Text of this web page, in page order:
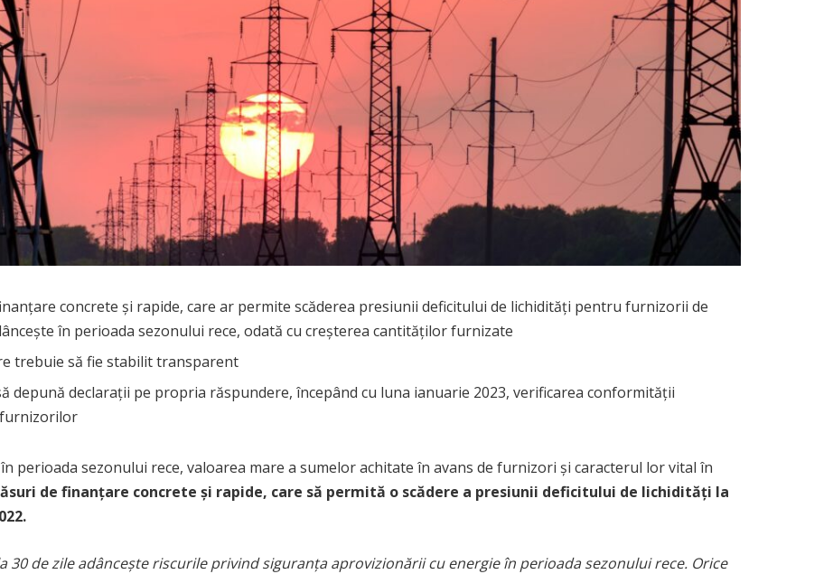
concrete și rapide, care ar permite scăderea presiunii deficitului de lichidități pentru furnizorii de
în perioada sezonului rece, odată cu creșterea cantităților furnizate
trebuie să fie stabilit transparent
depună declarații pe propria răspundere, începând cu luna ianuarie 2023, verificarea conformității
perioada sezonului rece, valoarea mare a sumelor achitate în avans de furnizori și caracterul lor vital în
de finanțare concrete și rapide, care să permită o scădere a presiunii deficitului de lichidități la
30 de zile adâncește riscurile privind siguranța aprovizionării cu energie în perioada sezonului rece. Orice